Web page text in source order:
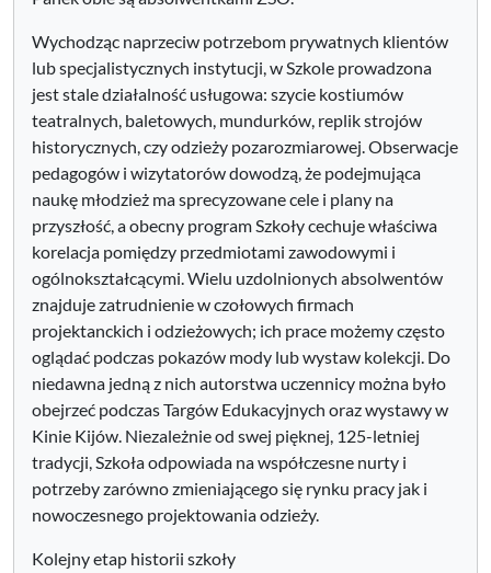
Wychodząc naprzeciw potrzebom prywatnych klientów
lub specjalistycznych instytucji, w Szkole prowadzona
jest stale działalność usługowa: szycie kostiumów
teatralnych, baletowych, mundurków, replik strojów
historycznych, czy odzieży pozarozmiarowej. Obserwacje
pedagogów i wizytatorów dowodzą, że podejmująca
naukę młodzież ma sprecyzowane cele i plany na
przyszłość, a obecny program Szkoły cechuje właściwa
korelacja pomiędzy przedmiotami zawodowymi i
ogólnokształcącymi. Wielu uzdolnionych absolwentów
znajduje zatrudnienie w czołowych firmach
projektanckich i odzieżowych; ich prace możemy często
oglądać podczas pokazów mody lub wystaw kolekcji. Do
niedawna jedną z nich autorstwa uczennicy można było
obejrzeć podczas Targów Edukacyjnych oraz wystawy w
Kinie Kijów. Niezależnie od swej pięknej, 125-letniej
tradycji, Szkoła odpowiada na współczesne nurty i
potrzeby zarówno zmieniającego się rynku pracy jak i
nowoczesnego projektowania odzieży.
Kolejny etap historii szkoły